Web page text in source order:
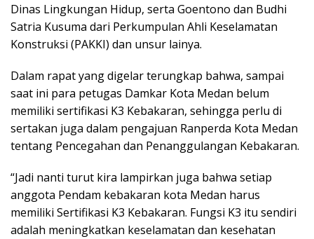
Dinas Lingkungan Hidup, serta Goentono dan Budhi
Satria Kusuma dari Perkumpulan Ahli Keselamatan
Konstruksi (PAKKI) dan unsur lainya.
Dalam rapat yang digelar terungkap bahwa, sampai
saat ini para petugas Damkar Kota Medan belum
memiliki sertifikasi K3 Kebakaran, sehingga perlu di
sertakan juga dalam pengajuan Ranperda Kota Medan
tentang Pencegahan dan Penanggulangan Kebakaran.
“Jadi nanti turut kira lampirkan juga bahwa setiap
anggota Pendam kebakaran kota Medan harus
memiliki Sertifikasi K3 Kebakaran. Fungsi K3 itu sendiri
adalah meningkatkan keselamatan dan kesehatan